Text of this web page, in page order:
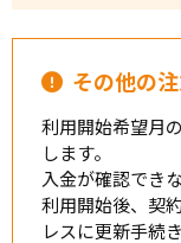
その他の
利用開始希望月
します。
入金が確認でき
利用開始後、契
レスに更新手続